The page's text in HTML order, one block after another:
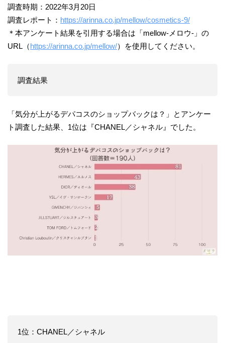
調査時期：2022年3月20日
調査レポート： https://arinna.co.jp/mellow/cosmetics-9/
＊本アンケート結果を引用する場合は「mellow-メロウ-」の
URL（https://arinna.co.jp/mellow/）を使用してください。
調査結果
「気分が上がるデパコスのショップバックは？」とアンケー
ト調査した結果、1位は『CHANEL／シャネル』でした。
1位：CHANEL／シャネル